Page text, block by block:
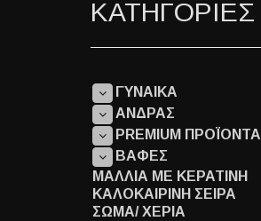
ΚΑΤΗΓΟΡΙΕΣ
ΓΥΝΑΙΚΑ
ΑΝΔΡΑΣ
PREMIUM ΠΡΟΪΟΝΤΑ
ΒΑΦΕΣ
ΜΑΛΛΙΑ ΜΕ ΚΕΡΑΤΙΝΗ
ΚΑΛΟΚΑΙΡΙΝΗ ΣΕΙΡΑ
ΣΩΜΑ/ ΧΕΡΙΑ